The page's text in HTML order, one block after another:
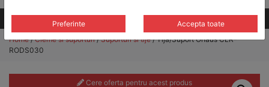
Toate produsele
Home/Cleme si suporturi/Suporturi si tije/ Tija/Suport Ohaus CLR-
RODS030
Cere oferta pentru acest produs
Preferinte Accepta toate